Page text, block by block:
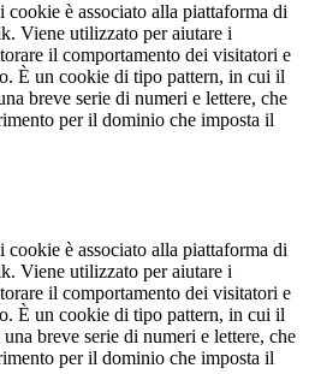
cookie è associato alla piattaforma di
Viene utilizzato per aiutare i
il comportamento dei visitatori e
È un cookie di tipo pattern, in cui il
breve serie di numeri e lettere, che
per il dominio che imposta il
cookie è associato alla piattaforma di
Viene utilizzato per aiutare i
il comportamento dei visitatori e
È un cookie di tipo pattern, in cui il
breve serie di numeri e lettere, che
per il dominio che imposta il